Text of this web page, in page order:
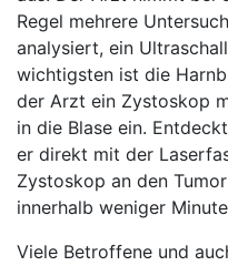
Regel mehrere
analysiert, ein
wichtigsten ist die
der Arzt ein Zystoskop
in die Blase ein.
er direkt mit der
Zystoskop an den
innerhalb weniger
Viele Betroffene und